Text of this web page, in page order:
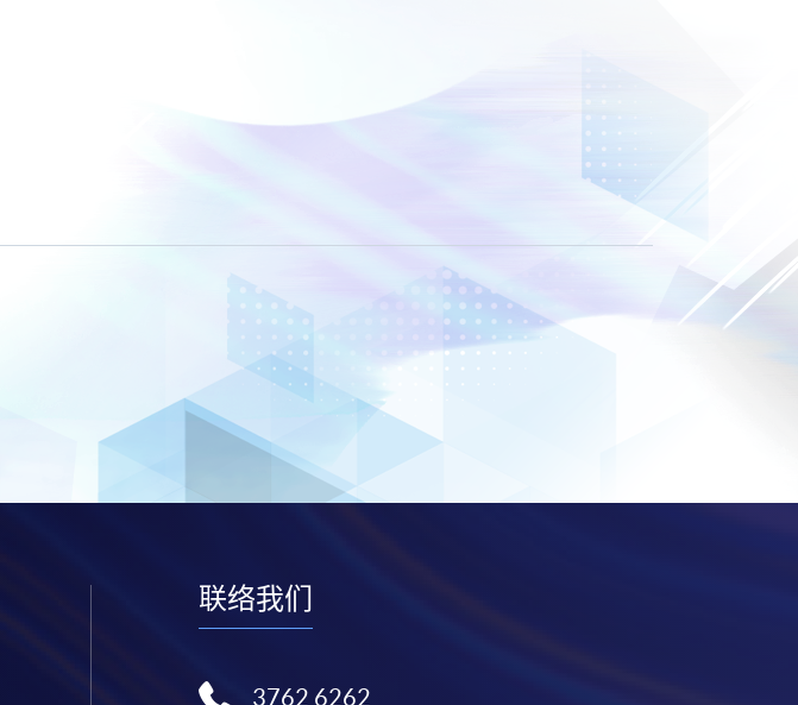
联络我们
3762 6262